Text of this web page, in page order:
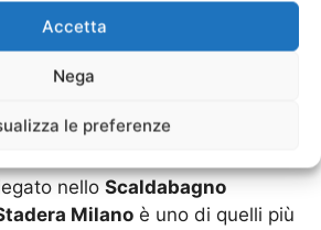
Accetta
Nega
le preferenze
Milano
negli impianti di
la linea di modelli di
nelloScaldabagno
Milano è uno di quelli più